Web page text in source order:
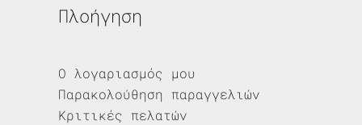
Πλοήγηση
Ο λογαριασμός μου
Παρακολούθηση παραγγελιών
Κριτικές πελατών